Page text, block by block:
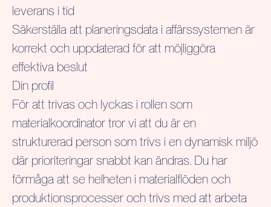
leverans i tid
Säkerställa att planeringsdata i affärssystemen är
korrekt och uppdaterad för att möjliggöra
effektiva beslut
Din profil
För att trivas och lyckas i rollen som
materialkoordinator tror vi att du är en
strukturerad person som trivs i en dynamisk miljö
där prioriteringar snabbt kan ändras. Du har
förmåga att se helheten i materialflöden och
produktionsprocesser och trivs med att arbeta